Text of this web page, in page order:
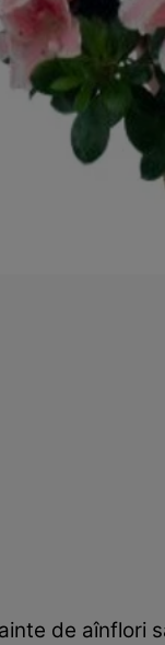
de aînflori